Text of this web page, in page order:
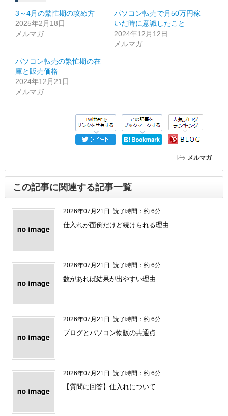
3～4月の繁忙期の攻め方
2025年2月18日
メルマガ
パソコン転売で月50万円稼
いだ時に意識したこと
2024年12月12日
メルマガ
パソコン転売の繁忙期の在
庫と販売価格
2024年12月21日
メルマガ
メルマガ
この記事に関連する記事一覧
2026年07月21日 読了時間：約 6分
仕入れが面倒だけど続けられる理由
2026年07月21日 読了時間：約 6分
数があれば結果が出やすい理由
2026年07月21日 読了時間：約 6分
ブログとパソコン物販の共通点
2026年07月21日 読了時間：約 6分
【質問に回答】仕入れについて